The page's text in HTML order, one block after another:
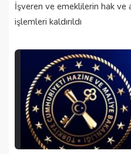
İşveren ve emeklilerin hak ve
işlemleri kaldırıldı